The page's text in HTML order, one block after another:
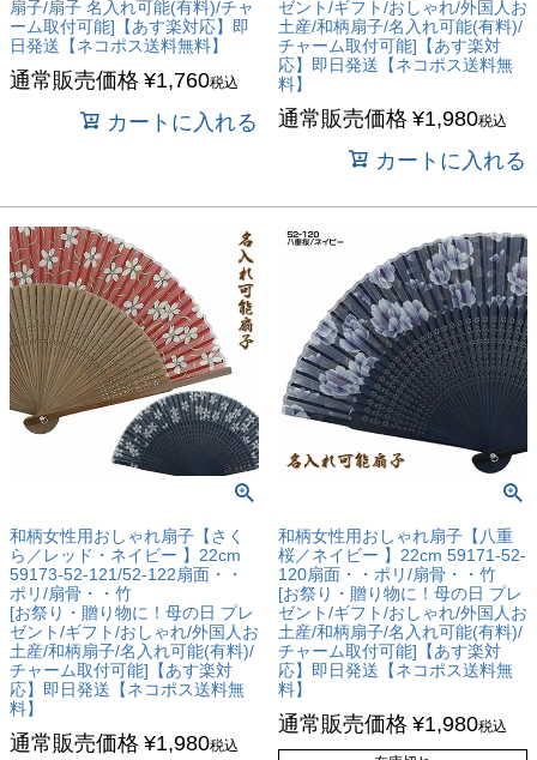
扇子/扇子 名入れ可能(有料)/チャ
ーム取付可能]【あす楽対応】即
日発送【ネコポス送料無料】
通常販売価格 ¥1,760税込
カートに入れる
ゼント/ギフト/おしゃれ/外国人お
土産/和柄扇子/名入れ可能(有料)/
チャーム取付可能]【あす楽対
応】即日発送【ネコポス送料無
料】
通常販売価格 ¥1,980税込
カートに入れる
和柄女性用おしゃれ扇子【さく
ら／レッド・ネイビー 】22cm
59173-52-121/52-122扇面・・
ポリ/扇骨・・竹
[お祭り・贈り物に！母の日 プレ
ゼント/ギフト/おしゃれ/外国人お
土産/和柄扇子/名入れ可能(有料)/
チャーム取付可能]【あす楽対
応】即日発送【ネコポス送料無
料】
通常販売価格 ¥1,980税込
和柄女性用おしゃれ扇子【八重
桜／ネイビー 】22cm 59171-52-
120扇面・・ポリ/扇骨・・竹
[お祭り・贈り物に！母の日 プレ
ゼント/ギフト/おしゃれ/外国人お
土産/和柄扇子/名入れ可能(有料)/
チャーム取付可能]【あす楽対
応】即日発送【ネコポス送料無
料】
通常販売価格 ¥1,980税込